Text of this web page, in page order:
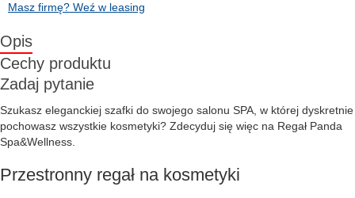
Masz firmę? Weź w leasing
Opis
Cechy produktu
Zadaj pytanie
Szukasz eleganckiej szafki do swojego salonu SPA, w której dyskretnie
pochowasz wszystkie kosmetyki? Zdecyduj się więc na Regał Panda
Spa&Wellness.
Przestronny regał na kosmetyki